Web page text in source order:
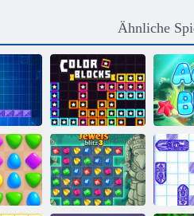
Ähnliche
Farbblöcke